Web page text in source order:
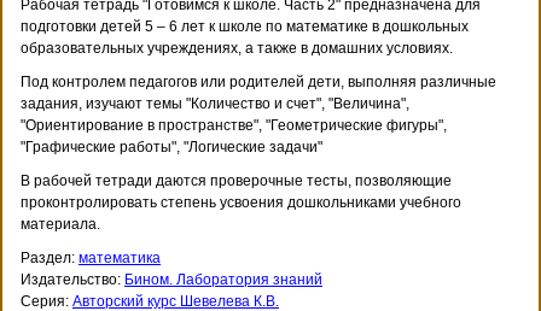
Рабочая тетрадь "Готовимся к школе. Часть 2" предназначена для
подготовки детей 5 – 6 лет к школе по математике в дошкольных
образовательных учреждениях, а также в домашних условиях.
Под контролем педагогов или родителей дети, выполняя различные
задания, изучают темы "Количество и счет", "Величина",
"Ориентирование в пространстве", "Геометрические фигуры",
"Графические работы", "Логические задачи"
В рабочей тетради даются проверочные тесты, позволяющие
проконтролировать степень усвоения дошкольниками учебного
материала.
Раздел: математика
Издательство: Бином. Лаборатория знаний
Серия: Авторский курс Шевелева К.В.